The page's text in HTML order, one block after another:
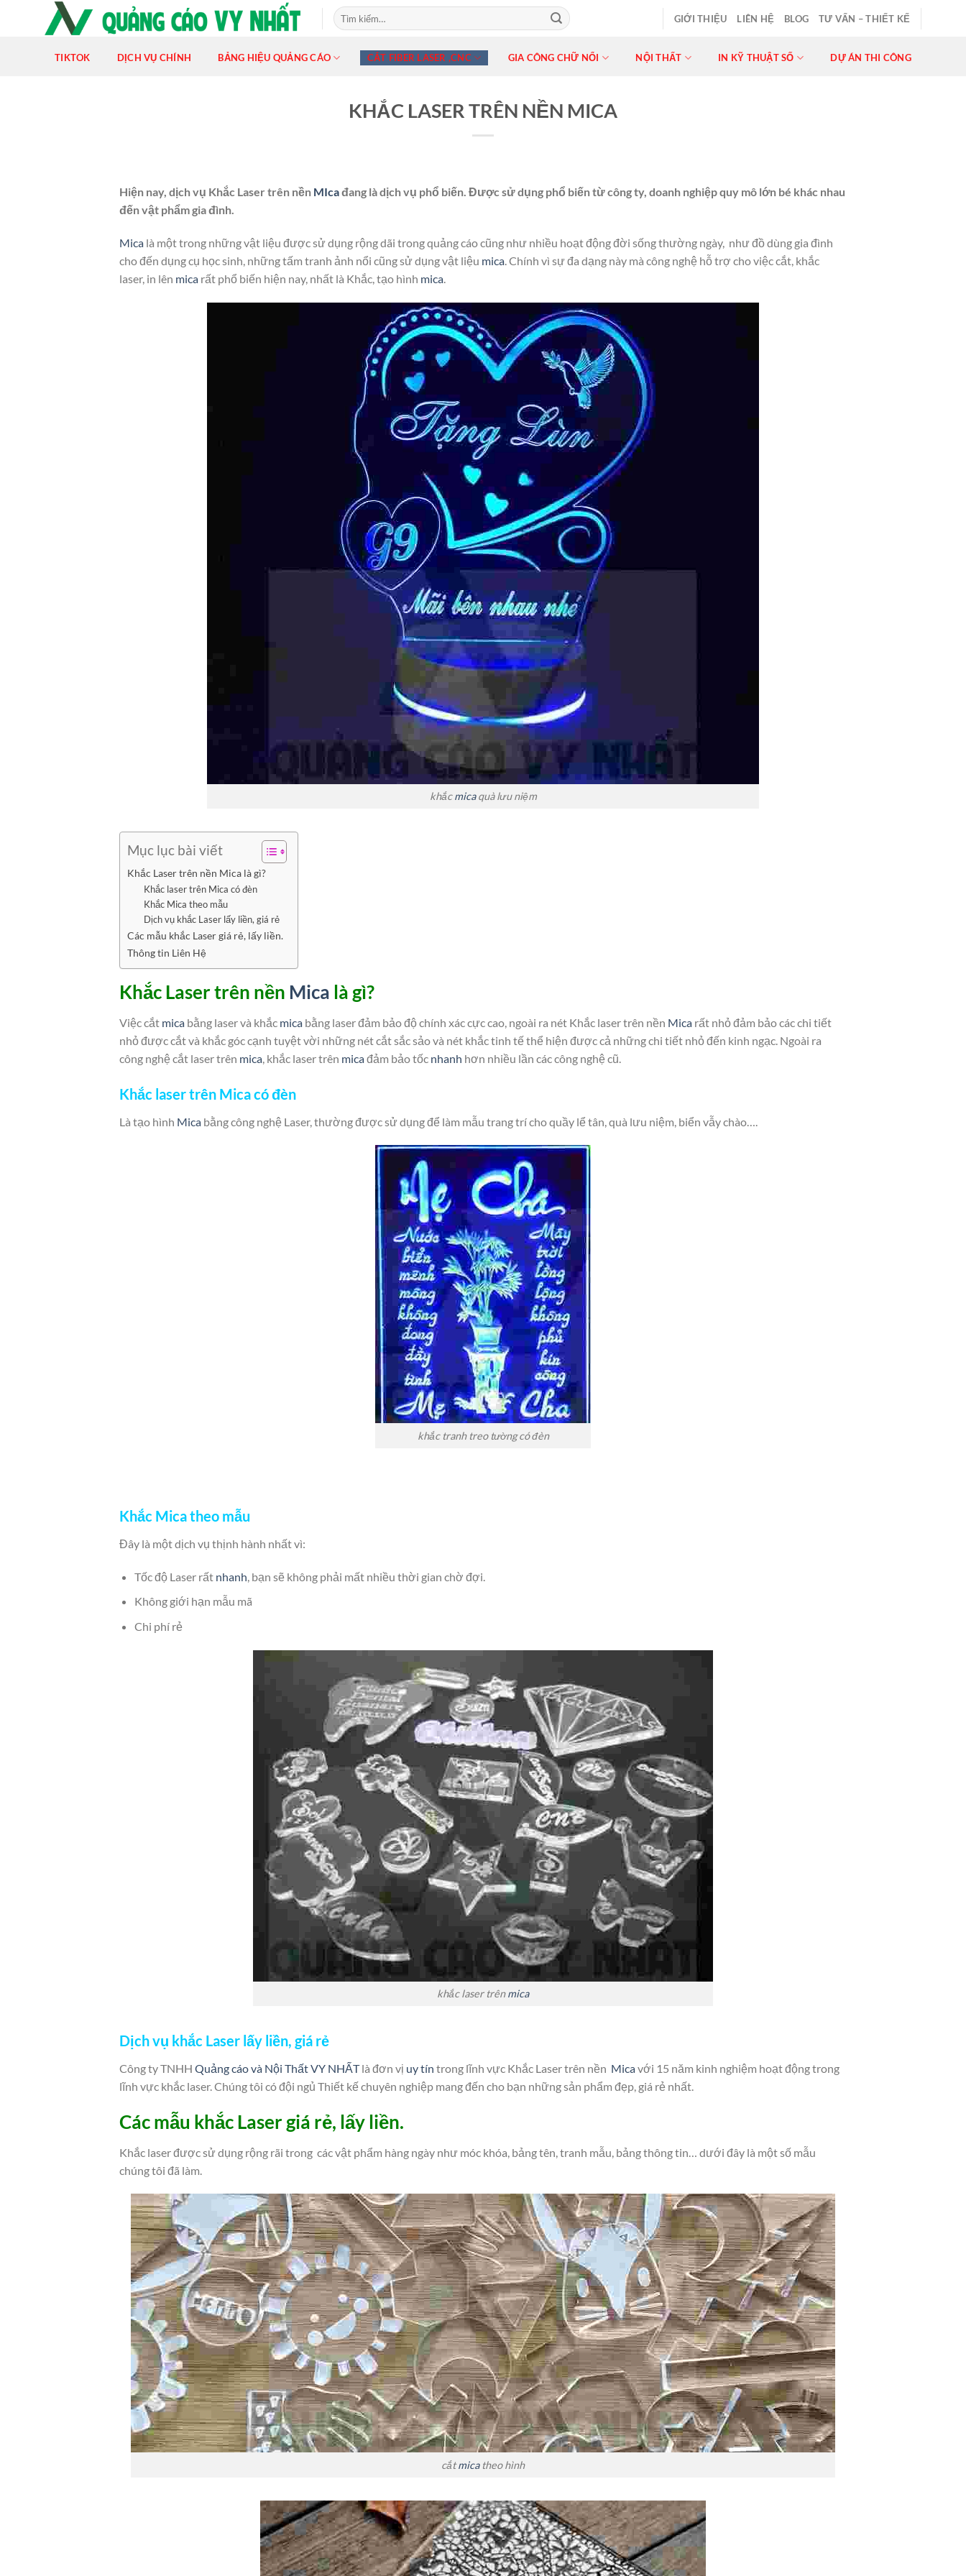
GIỚI THIỆU LIÊN HỆ BLOG TƯ VẤN – THIẾT KẾ
TIKTOK DỊCH VỤ CHÍNH BẢNG HIỆU QUẢNG CÁO CẮT FIBER LASER ,CNC GIA CÔNG CHỮ NỔI NỘI THẤT IN KỸ THUẬT SỐ DỰ ÁN THI CÔNG
KHẮC LASER TRÊN NỀN MICA
Hiện nay, dịch vụ Khắc Laser trên nền MIcađang là dịch vụ phổ biến. Được sử dụng phổ biến từ công ty, doanh nghiệp quy mô lớn bé khác nhau
đến vật phẩm gia đình.
Mica là một trong những vật liệu được sử dụng rộng dãi trong quảng cáo cũng như nhiều hoạt động đời sống thường ngày, như đồ dùng gia đình
cho đến dụng cụ học sinh, những tấm tranh ảnh nổi cũng sử dụng vật liệu mica . Chính vì sự đa dạng này mà công nghệ hỗ trợ cho việc cắt, khắc
laser, in lên mica rất phổ biến hiện nay, nhất là Khắc, tạo hình mica
khắcmicaquà lưu niệm
Mục lục bài viết
Khắc Laser trên nền Mica là gì?
Khắc laser trên Mica có đèn
Khắc Mica theo mẫu
Dịch vụ khắc Laser lấy liền, giá rẻ
Các mẫu khắc Laser giá rẻ, lấy liền.
Thông tin Liên Hệ
Khắc Laser trên nền Mica là gì?
Việc cắt mica bằng laser và khắc mica bằng laser đảm bảo độ chính xác cực cao, ngoài ra nét Khắc laser trên nền Mica rất nhỏ đảm bảo các chi tiết
nhỏ được cắt và khắc góc cạnh tuyệt vời những nét cắt sắc sảo và nét khắc tinh tế thể hiện được cả những chi tiết nhỏ đến kinh ngạc. Ngoài ra
công nghệ cắt laser trên mica, khắc laser trên micađảm bảo tốc nhanh hơn nhiều lần các công nghệ cũ.
Khắc laser trên Mica có đèn
Là tạo hình Mica bằng công nghệ Laser, thường được sử dụng để làm mẫu trang trí cho quầy lể tân, quà lưu niệm, biển vẫy chào….
khắc tranh treo tường có đèn
Khắc Mica theo mẫu
Đây là một dịch vụ thịnh hành nhất vì:
Tốc độ Laser rất nhanh , bạn sẽ không phải mất nhiều thời gian chờ đợi.
Không giới hạn mẫu mã
Chi phí rẻ
khắc laser trênmica
Dịch vụ khắc Laser lấy liền, giá rẻ
Công ty TNHHQuảng cáo và Nội Thất VY NHẤTlà đơn vị uy tín trong lĩnh vực Khắc Laser trên nền Micavới 15 năm kinh nghiệm hoạt động trong
lĩnh vực khắc laser. Chúng tôi có đội ngủ Thiết kế chuyên nghiệp mang đến cho bạn những sản phẩm đẹp, giá rẻ nhất.
Các mẫu khắc Laser giá rẻ, lấy liền.
Khắc laser được sử dụng rộng rãi trong các vật phẩm hàng ngày như móc khóa, bảng tên, tranh mẫu, bảng thông tin… dưới đây là một số mẫu
chúng tôi đã làm.
cắtmicatheo hình